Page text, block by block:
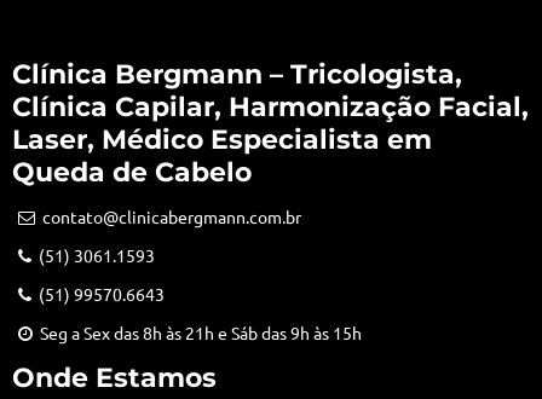
Clínica Bergmann – Tricologista,
Clínica Capilar, Harmonização Facial,
Laser, Médico Especialista em
Queda de Cabelo
contato@clinicabergmann.com.br
(51) 3061.1593
(51) 99570.6643
Seg a Sex das 8h às 21h e Sáb das 9h às 15h
Onde Estamos